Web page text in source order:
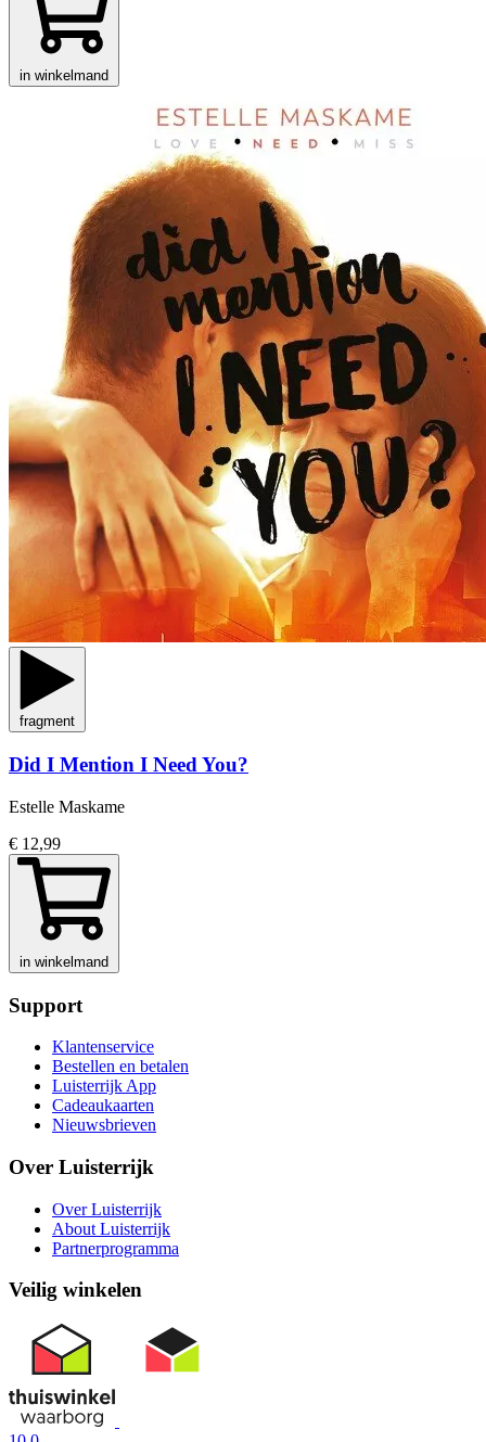
in winkelmand
fragment
Did I Mention I Need You?
Estelle Maskame
€ 12,99
in winkelmand
Support
Klantenservice
Bestellen en betalen
Luisterrijk App
Cadeaukaarten
Nieuwsbrieven
Over Luisterrijk
Over Luisterrijk
About Luisterrijk
Partnerprogramma
Veilig winkelen